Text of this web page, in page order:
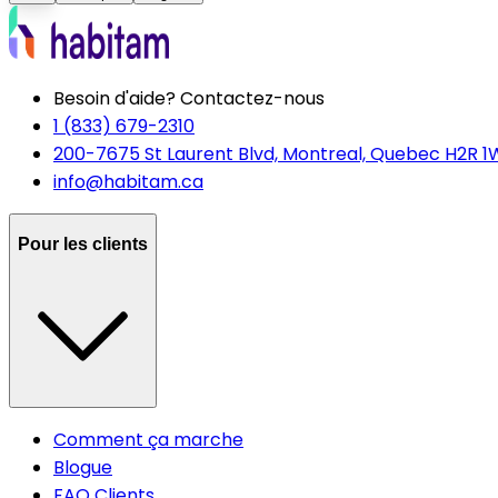
Besoin d'aide? Contactez-nous
1 (833) 679-2310
200-7675 St Laurent Blvd, Montreal, Quebec H2R
info@habitam.ca
Pour les clients
Comment ça marche
Blogue